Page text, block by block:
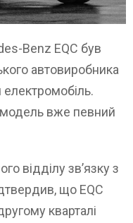
Benz EQC був
автовиробника
вже певний
відділу зв’язку з
що EQC
кварталі